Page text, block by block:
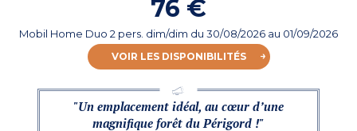
76 €
Mobil Home Duo 2 pers. dim/dim du 30/08/2026 au 01/09/2026
VOIR LES DISPONIBILITÉS
"Un emplacement idéal, au cœur d’une
magnifique forêt du Périgord !"